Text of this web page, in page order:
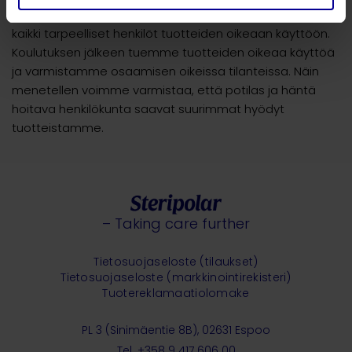
protokolla varmistamaan osaamista. Koulutamme ensin
kaikki tarpeelliset henkilöt tuotteiden oikeaan käyttöön.
Koulutuksen jälkeen tuemme tuotteiden oikeaa käyttöä
ja varmistamme osaamisen oikeissa tilanteissa. Näin
menetellen voimme varmistaa, että potilas ja häntä
hoitava henkilökunta saavat suurimmat hyödyt
tuotteistamme.
– Taking care further
PL 3 (Sinimäentie 8B), 02631 Espoo
Tietosuojaseloste (tilaukset)
Tietosuojaseloste (markkinointirekisteri)
Tuotereklamaatiolomake